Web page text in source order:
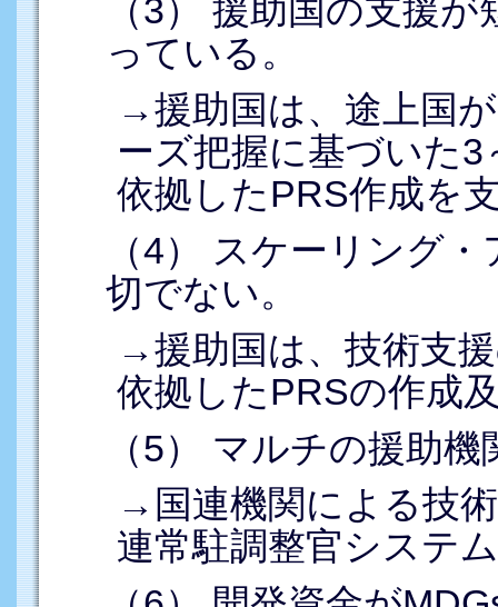
（3） 援助国の支援
っている。
→援助国は、途上国
ーズ把握に基づいた
依拠したPRS作成を
（4） スケーリング
切でない。
→援助国は、技術支
依拠したPRSの作成
（5） マルチの援助
→国連機関による技
連常駐調整官システ